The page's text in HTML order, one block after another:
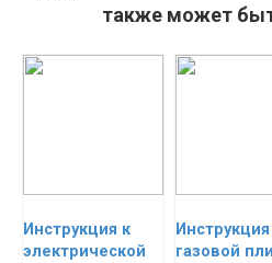
также может
Инструкция к
электрической
газовой